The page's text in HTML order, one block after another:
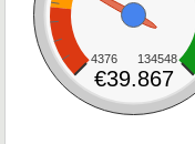
4376 134548
€39.867